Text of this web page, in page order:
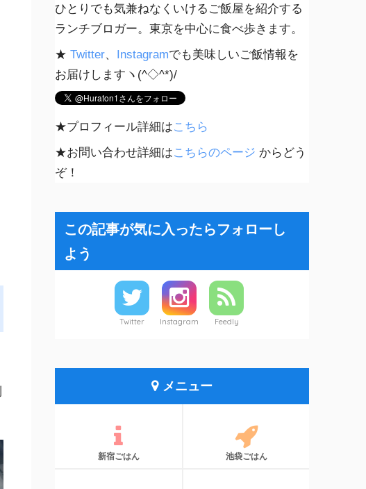
ひとりでも気兼ねなくいけるご飯屋を紹介する
ランチブロガー。東京を中心に食べ歩きます。
★Twitter、 Instagramでも美味しいご飯情報を
お届けしますヽ(^◇^*)/
★プロフィール詳細はこちら
★お問い合わせ詳細はこちらのページ からどう
ぞ！
この記事が気に入ったらフォローし
よう
Twitter Instagram Feedly
メニュー
新宿ごはん 池袋ごはん